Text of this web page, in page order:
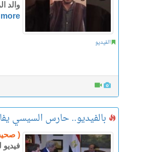
والد
more
الفيديو
بالفيديو.. حارس السيسي
(